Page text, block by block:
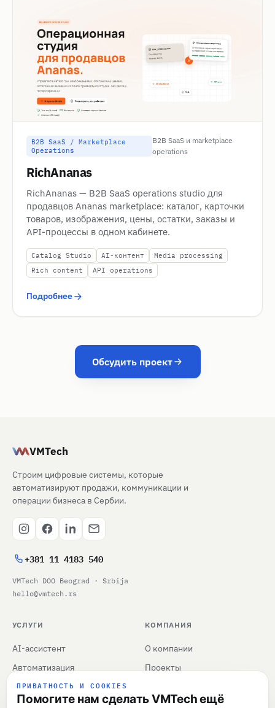
B2B SaaS / Marketplace
Operations
B2B SaaS и marketplace
operations
RichAnanas
RichAnanas — B2B SaaS operations studio для
продавцов Ananas marketplace: каталог, карточки
товаров, изображения, цены, остатки, заказы и
API-процессы в одном кабинете.
Catalog Studio AI-контент
Media processing
Rich content
API operations
Подробнее
Обсудить проект
VMTech
Строим цифровые системы, которые
автоматизируют продажи, коммуникации и
операции бизнеса в Сербии.
+381 11 4183 540
VMTech DOO Beograd · Srbija
hello@vmtech.rs
УСЛУГИ
AI-ассистент
Автоматизация
Интеграции
КОМПАНИЯ
О компании
Проекты
ПРИВАТНОСТЬ И COOKIES
Помогите нам сделать VMTech ещё